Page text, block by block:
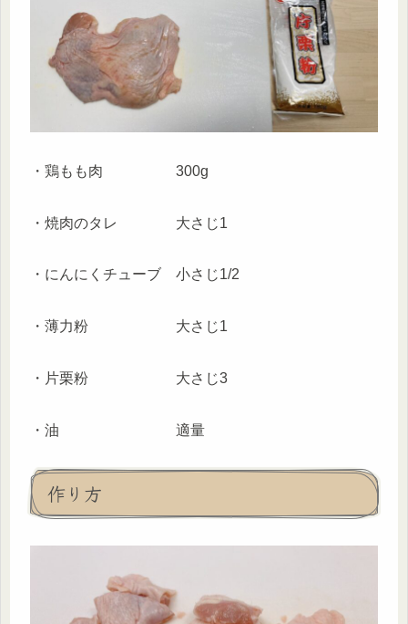
・鶏もも肉 300g
・焼肉のタレ 大さじ1
・にんにくチューブ 小さじ1/2
・薄力粉 大さじ1
・片栗粉 大さじ3
・油 適量
作り方